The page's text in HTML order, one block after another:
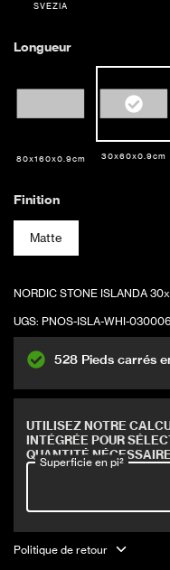
SVEZIA
Longueur
80x160x0.9cm 30x60x0.9cm
Finition
Matte
NORDIC STONE ISLANDA
UGS: PNOS-ISLA-WHI-
528 Pieds carrés
Superficie en pi²
UTILISEZ NOTRE
INTÉGRÉE POUR
QUANTITÉ
Politique de retour
Veuillez sélectionner
Grande taille
AJOUTER AU